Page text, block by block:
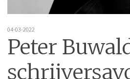
04-03-2022
Peter